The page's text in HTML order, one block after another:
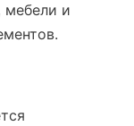
мебели и